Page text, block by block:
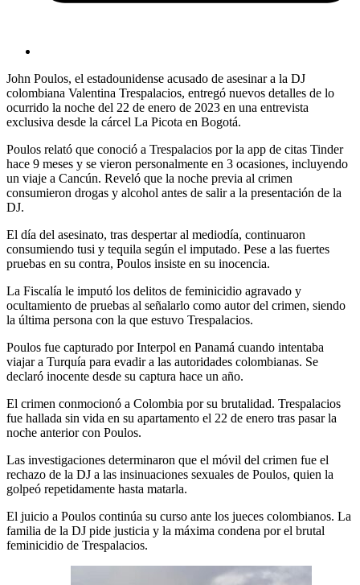
John Poulos, el estadounidense acusado de asesinar a la DJ
colombiana Valentina Trespalacios, entregó nuevos detalles de lo
ocurrido la noche del 22 de enero de 2023 en una entrevista
exclusiva desde la cárcel La Picota en Bogotá.
Poulos relató que conoció a Trespalacios por la app de citas Tinder
hace 9 meses y se vieron personalmente en 3 ocasiones, incluyendo
un viaje a Cancún. Reveló que la noche previa al crimen
consumieron drogas y alcohol antes de salir a la presentación de la
DJ.
El día del asesinato, tras despertar al mediodía, continuaron
consumiendo tusi y tequila según el imputado. Pese a las fuertes
pruebas en su contra, Poulos insiste en su inocencia.
La Fiscalía le imputó los delitos de feminicidio agravado y
ocultamiento de pruebas al señalarlo como autor del crimen, siendo
la última persona con la que estuvo Trespalacios.
Poulos fue capturado por Interpol en Panamá cuando intentaba
viajar a Turquía para evadir a las autoridades colombianas. Se
declaró inocente desde su captura hace un año.
El crimen conmocionó a Colombia por su brutalidad. Trespalacios
fue hallada sin vida en su apartamento el 22 de enero tras pasar la
noche anterior con Poulos.
Las investigaciones determinaron que el móvil del crimen fue el
rechazo de la DJ a las insinuaciones sexuales de Poulos, quien la
golpeó repetidamente hasta matarla.
El juicio a Poulos continúa su curso ante los jueces colombianos. La
familia de la DJ pide justicia y la máxima condena por el brutal
feminicidio de Trespalacios.